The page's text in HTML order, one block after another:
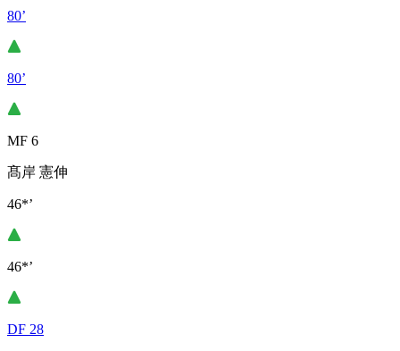
80’
80’
MF 6
髙岸 憲伸
46*’
46*’
DF 28